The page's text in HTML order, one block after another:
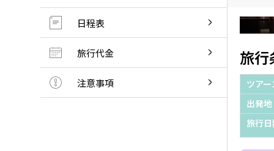
日程表
旅行代金
注意事項
旅行
ツア
出発地
旅行